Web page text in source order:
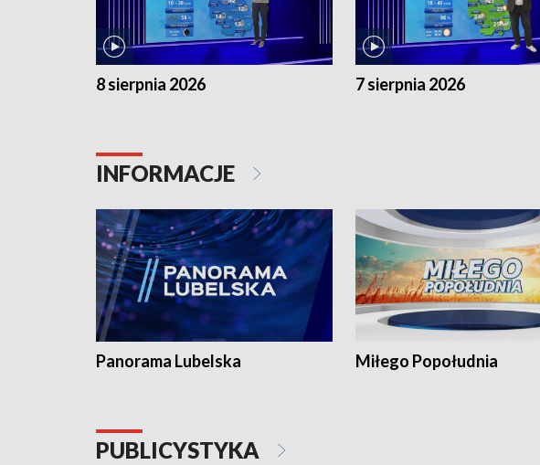
8 sierpnia 2026 7 sierpnia 2026
INFORMACJE
Panorama Lubelska Miłego Popołudnia
PUBLICYSTYKA